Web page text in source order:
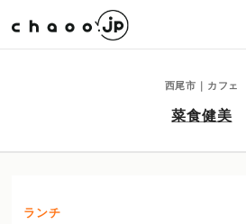
西尾市｜カフェ
菜食健美
ランチ